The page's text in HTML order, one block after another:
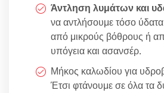
Άντληση λυμάτων και
να αντλήσουμε τόσο
από μικρούς βόθρους ή
υπόγεια και ασανσέρ.
Μήκος καλωδίου για
Έτσι φτάνουμε σε όλα τα